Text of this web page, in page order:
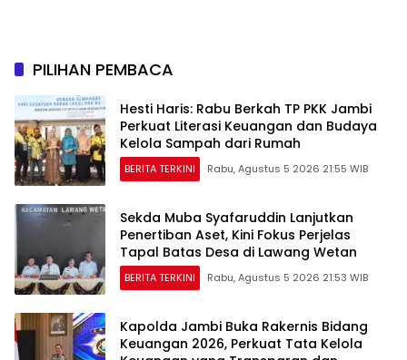
PILIHAN PEMBACA
Hesti Haris: Rabu Berkah TP PKK Jambi
Perkuat Literasi Keuangan dan Budaya
Kelola Sampah dari Rumah
BERITA TERKINI Rabu, Agustus 5 2026 21:55 WIB
Sekda Muba Syafaruddin Lanjutkan
Penertiban Aset, Kini Fokus Perjelas
Tapal Batas Desa di Lawang Wetan
BERITA TERKINI Rabu, Agustus 5 2026 21:53 WIB
Kapolda Jambi Buka Rakernis Bidang
Keuangan 2026, Perkuat Tata Kelola